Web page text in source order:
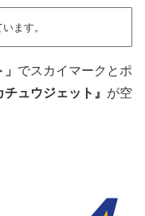
ます。
でスカイマークとポ
チュウジェット』 が空